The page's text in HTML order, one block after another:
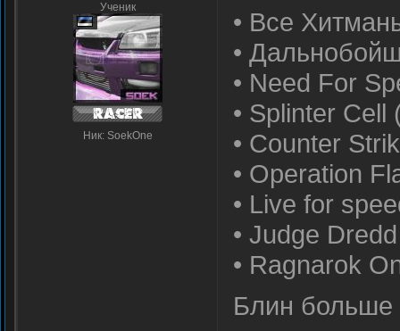
Ученик
Ник: SoekOne
• Все
•
• Need For
• Splinter Cell
• Counter
• Operation
• Live for
• Judge Dredd
• Ragnarok
Блин